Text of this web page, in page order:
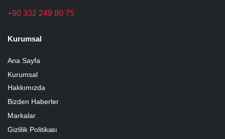
+90 332 249 80 75
Kurumsal
Ana Sayfa
Kurumsal
Hakkımızda
Bizden Haberler
Markalar
Gizlilik Politikası